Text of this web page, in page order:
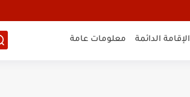
الإقامة الدائمة معلومات عامة